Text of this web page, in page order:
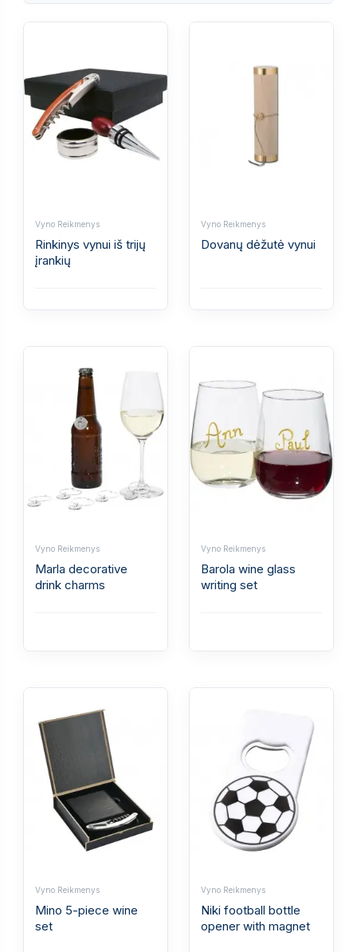
Vyno Reikmenys
Rinkinys vynui iš trijų
įrankių
Vyno Reikmenys
Dovanų dėžutė vynui
Vyno Reikmenys
Marla decorative
drink charms
Vyno Reikmenys
Barola wine glass
writing set
Vyno Reikmenys
Mino 5-piece wine
set
Vyno Reikmenys
Niki football bottle
opener with magnet